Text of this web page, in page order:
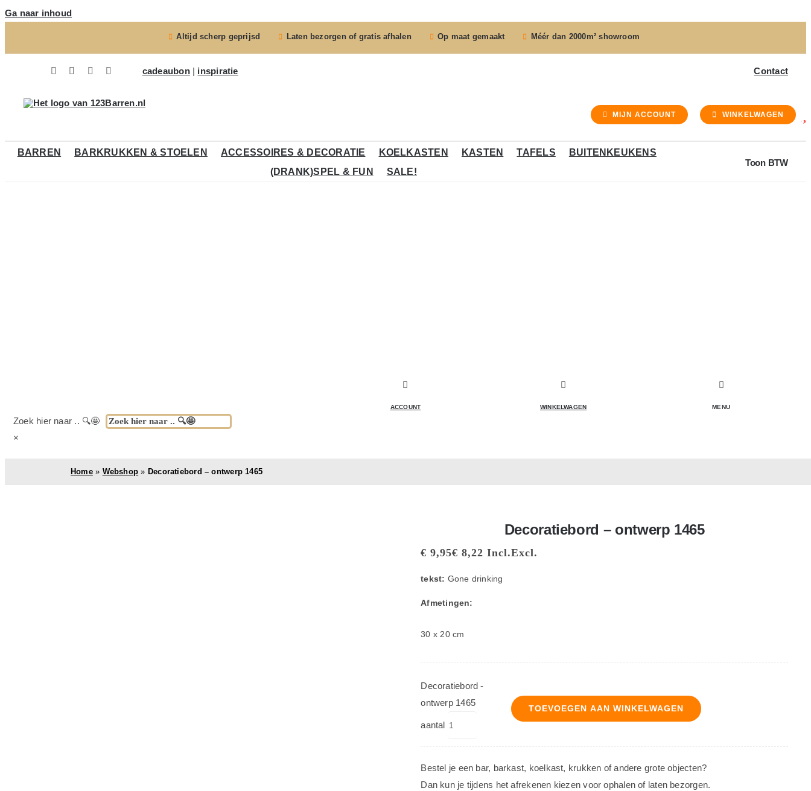
Ga naar inhoud
Altijd scherp geprijsd Laten bezorgen of gratis afhalen Op maat gemaakt Méér dan 2000m² showroom
cadeaubon| inspiratie Contact
MIJN ACCOUNT WINKELWAGEN
BARREN BARKRUKKEN & STOELEN ACCESSOIRES & DECORATIE KOELKASTEN KASTEN TAFELS
BUITENKEUKENS
(DRANK)SPEL & FUN
SALE!
Toon BTW
ACCOUNT WINKELWAGEN MENU
Zoek hier naar .. 🔍🤩
×
Home» Webshop » Decoratiebord – ontwerp 1465
Decoratiebord – ontwerp 1465
€ 9,95€ 8,22 Incl.Excl.
tekst: Gone drinking
Afmetingen:
30 x 20 cm
Decoratiebord -
ontwerp 1465
aantal
TOEVOEGEN AAN WINKELWAGEN
Bestel je een bar, barkast, koelkast, krukken of andere grote objecten?
Dan kun je tijdens het afrekenen kiezen voor ophalen of laten bezorgen.